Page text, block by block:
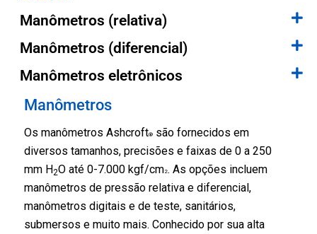
Manômetros (relativa)
Manômetros (diferencial)
Manômetros eletrônicos
Manômetros
Os manômetros Ashcroft® são fornecidos em
diversos tamanhos, precisões e faixas de 0 a 250
mm H2O até 0-7.000 kgf/cm2. As opções incluem
manômetros de pressão relativa e diferencial,
manômetros digitais e de teste, sanitários,
submersos e muito mais. Conhecido por sua alta